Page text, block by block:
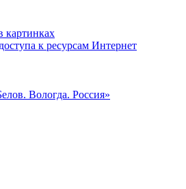
картинках
к ресурсам Интернет
Вологда. Россия»